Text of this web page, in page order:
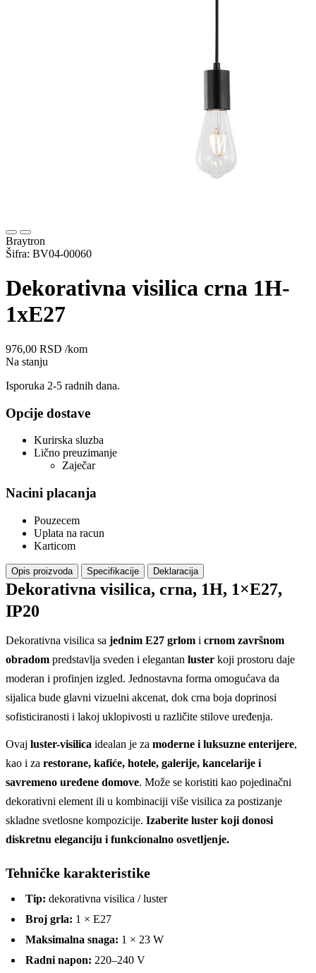
Braytron
Šifra: BV04-00060
Dekorativna visilica crna 1H-
1xE27
976,00 RSD /kom
Na stanju
Isporuka 2-5 radnih dana.
Opcije dostave
Kurirska sluzba
Lično preuzimanje
Zaječar
Nacini placanja
Pouzecem
Uplata na racun
Karticom
Opis proizvoda Specifikacije Deklaracija
Dekorativna visilica, crna, 1H, 1×E27,
IP20
Dekorativna visilica sa jednim E27 grlom i crnom završnom
obradom predstavlja sveden i elegantan luster koji prostoru daje
moderan i profinjen izgled. Jednostavna forma omogućava da
sijalica bude glavni vizuelni akcenat, dok crna boja doprinosi
sofisticiranosti i lakoj uklopivosti u različite stilove uređenja.
Ovaj luster-visilica idealan je za moderne i luksuzne enterijere,
kao i za restorane, kafiće, hotele, galerije, kancelarije i
savremeno uređene domove. Može se koristiti kao pojedinačni
dekorativni element ili u kombinaciji više visilica za postizanje
skladne svetlosne kompozicije. Izaberite luster koji donosi
diskretnu eleganciju i funkcionalno osvetljenje.
Tehničke karakteristike
Tip: dekorativna visilica / luster
Broj grla: 1 × E27
Maksimalna snaga: 1 × 23 W
Radni napon: 220–240 V